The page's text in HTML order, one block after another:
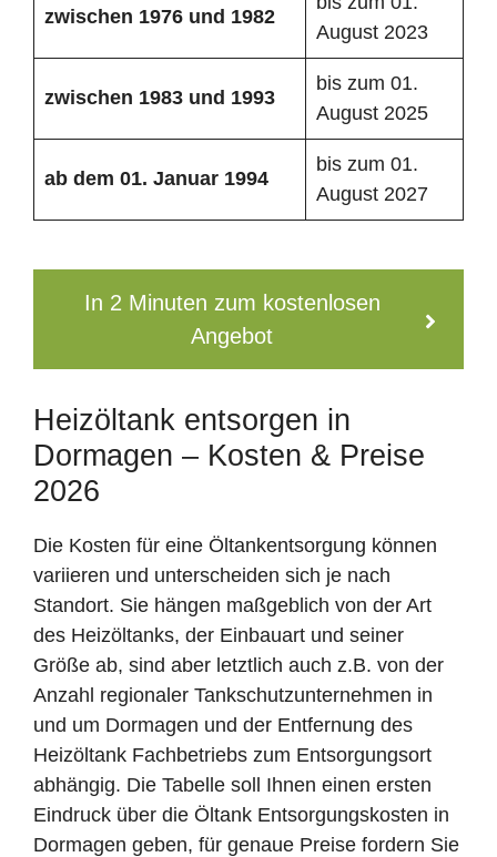
zwischen 1976 und 1982
August 2023
zwischen 1983 und 1993
bis zum 01.
August 2025
ab dem 01. Januar 1994
bis zum 01.
August 2027
In 2 Minuten zum kostenlosen
Angebot
Heizöltank entsorgen in
Dormagen – Kosten & Preise
2026
Die Kosten für eine Öltankentsorgung können
variieren und unterscheiden sich je nach
Standort. Sie hängen maßgeblich von der Art
des Heizöltanks, der Einbauart und seiner
Größe ab, sind aber letztlich auch z.B. von der
Anzahl regionaler Tankschutzunternehmen in
und um Dormagen und der Entfernung des
Heizöltank Fachbetriebs zum Entsorgungsort
abhängig. Die Tabelle soll Ihnen einen ersten
Eindruck über die Öltank Entsorgungskosten in
Dormagen geben, für genaue Preise fordern Sie